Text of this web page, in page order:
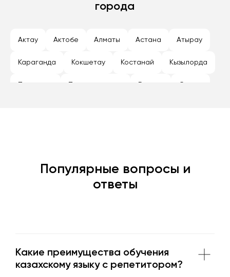
города
Актау Актобе Алматы Астана Атырау
Караганда Кокшетау Костанай Кызылорда
Популярные вопросы и
ответы
Какие преимущества обучения
казахскому языку с репетитором?